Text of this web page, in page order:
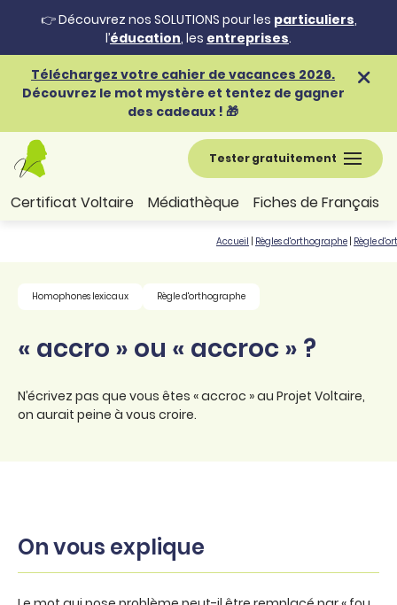
👉 Découvrez nos SOLUTIONS pour les particuliers,
l’éducation, les entreprises.
Téléchargez votre cahier de vacances 2026.
Découvrez le mot mystère et tentez de gagner
des cadeaux ! 🎁
Tester gratuitement
Certificat Voltaire Médiathèque Fiches de Français
Accueil Règles d'orthographe Règle
Homophones lexicaux Règle d'orthographe
« accro » ou « accroc » ?
N’écrivez pas que vous êtes « accroc » au Projet Voltaire,
on aurait peine à vous croire.
On vous explique